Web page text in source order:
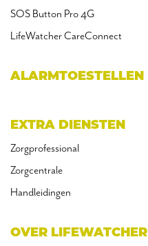
SOS Button Pro 4G
LifeWatcher CareConnect
ALARMTOESTELLEN
EXTRA DIENSTEN
Zorgprofessional
Zorgcentrale
Handleidingen
OVER LIFEWATCHER